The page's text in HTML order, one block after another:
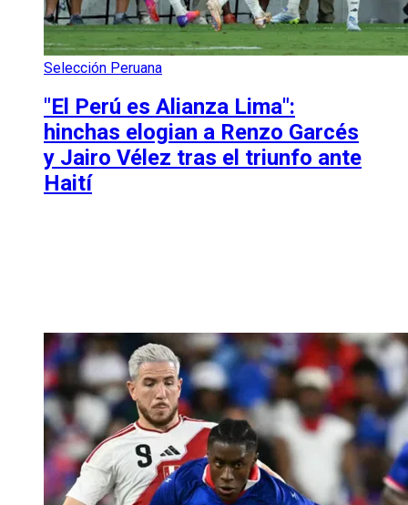
Selección Peruana
"El Perú es Alianza Lima":
hinchas elogian a Renzo Garcés
y Jairo Vélez tras el triunfo ante
Haití